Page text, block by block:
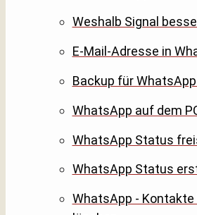
Weshalb Signal
E-Mail-Adresse in
Backup für
WhatsApp auf dem
WhatsApp Status
WhatsApp Status
WhatsApp -